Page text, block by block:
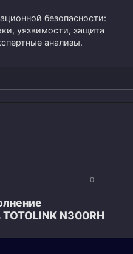
безопасности:
уязвимости, защита
анализы.
0
N300RH